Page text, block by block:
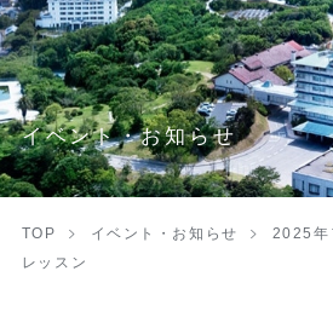
イベント・お知らせ
TOP イベント・お知らせ
2025年
レッスン